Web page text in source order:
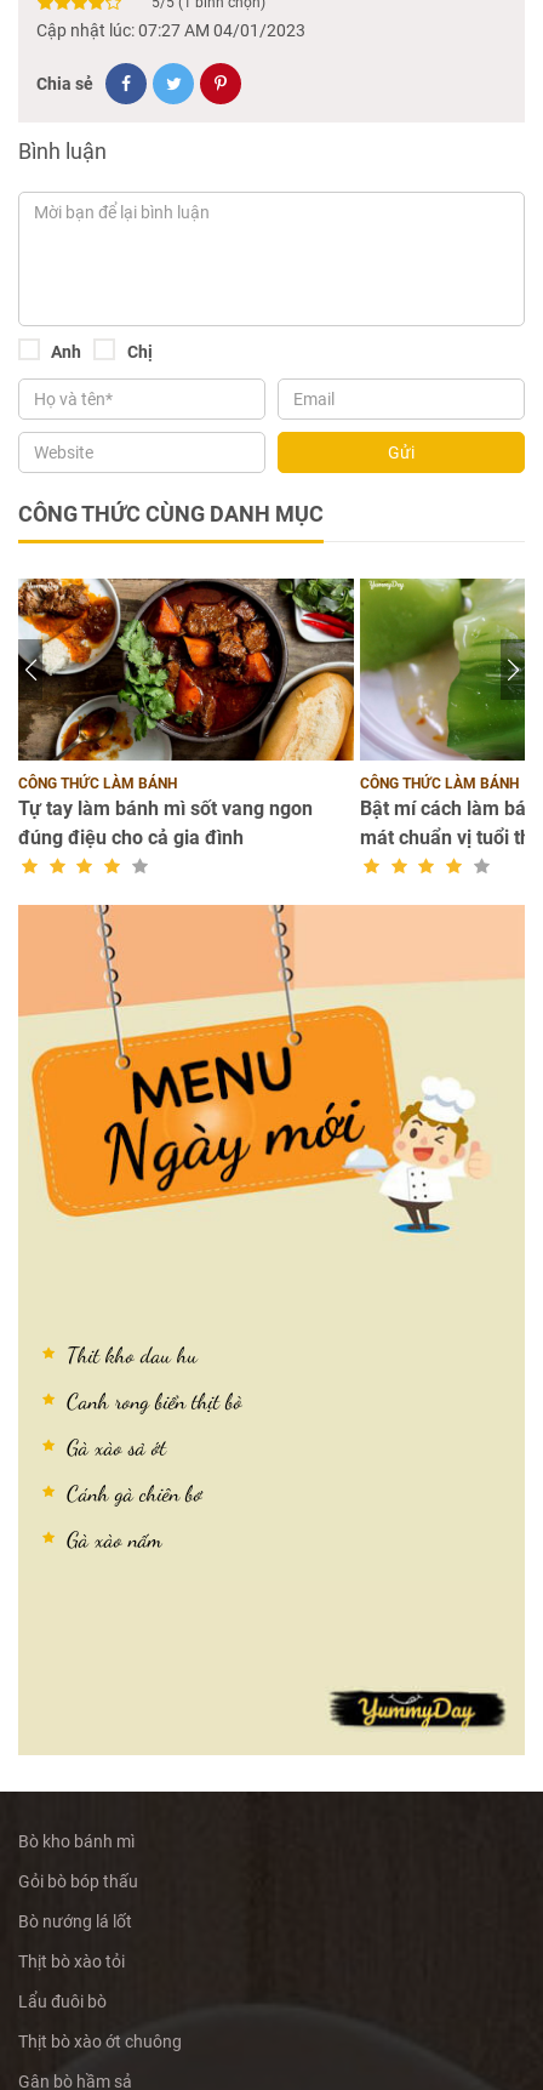
Cập nhật lúc: 07:27 AM 04/01/2023
Chia sẻ
Bình luận
Anh Chị
Gửi
CÔNG THỨC CÙNG DANH MỤC
CÔNG THỨC LÀM BÁNH
Tự tay làm bánh mì sốt vang ngon
đúng điệu cho cả gia đình
CÔNG THỨC LÀM BÁNH
Bật mí cách làm
mát chuẩn vị tuổi thơ
Thit kho dau hu
Canh rong biển thịt bò
Gà xào sả ớt
Cánh gà chiên bơ
Gà xào nấm
Bò kho bánh mì
Gỏi bò bóp thấu
Bò nướng lá lốt
Thịt bò xào tỏi
Lẩu đuôi bò
Thịt bò xào ớt chuông
Gân bò hầm sả